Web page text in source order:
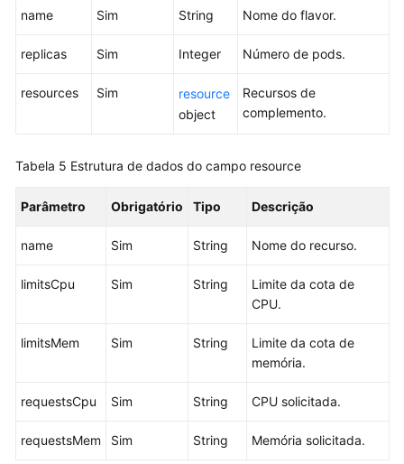
em
Sistema
do
Alocação
dados
Anexação
name Sim String Nome do flavor.
replicas Sim Integer Número de pods.
resources Sim
resource
object
Recursos de
complemento.
Tabela 5 Estrutura de dados do campo resource
Parâmetro Obrigatório Tipo Descrição
name Sim String Nome do recurso.
limitsCpu Sim String
Limite da cota de
CPU.
limitsMem Sim String
Limite da cota de
memória.
requestsCpu Sim String CPU solicitada.
requestsMem Sim String Memória solicitada.